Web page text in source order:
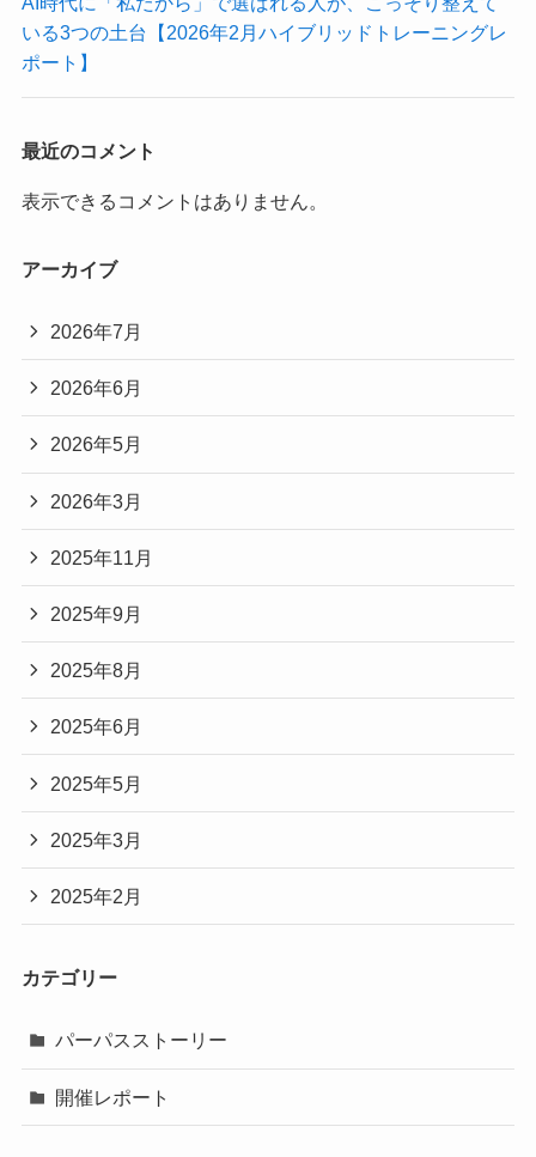
いる3つの土台【2026年2月ハイブリッドトレーニングレ
ポート】
最近のコメント
表示できるコメントはありません。
アーカイブ
2026年7月
2026年6月
2026年5月
2026年3月
2025年11月
2025年9月
2025年8月
2025年6月
2025年5月
2025年3月
2025年2月
カテゴリー
パーパスストーリー
開催レポート